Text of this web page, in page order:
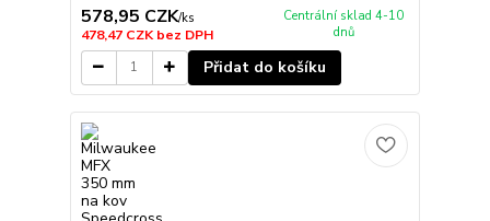
578,95 CZK/ks
478,47 CZKbez DPH
Centrální sklad 4-10
dnů
Přidat do košíku